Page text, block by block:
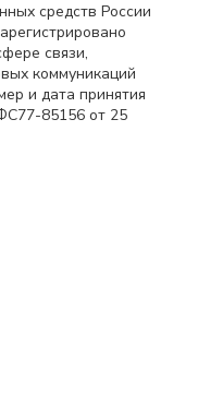
средств России
связи,
коммуникаций
и дата принятия
85156 от 25